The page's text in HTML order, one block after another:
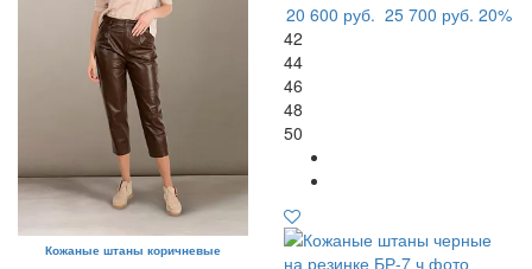
Кожаные штаны коричневые
20 600 руб. 25 700 руб. 20%
42
44
46
48
50